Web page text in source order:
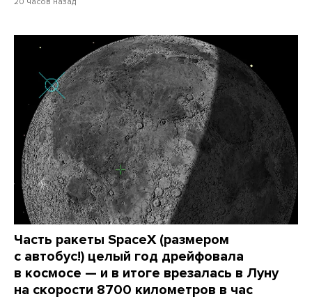
Часть ракеты SpaceX (размером
с автобус!) целый год дрейфовала
в космосе — и в итоге врезалась в Луну
на скорости 8700 километров в час